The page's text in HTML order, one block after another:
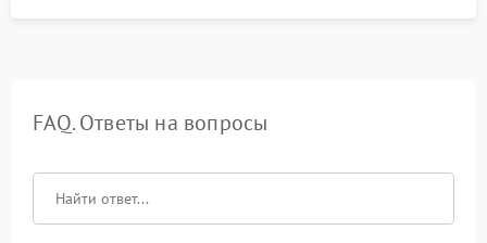
FAQ. Ответы на вопросы